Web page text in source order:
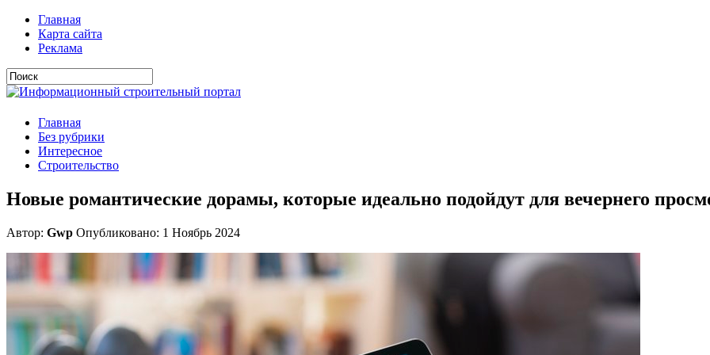
Главная
Карта сайта
Реклама
Главная
Без рубрики
Интересное
Строительство
Новые романтические дорамы, которые идеально подойдут для вечернего
Автор: Gwp Опубликовано: 1 Ноябрь 2024